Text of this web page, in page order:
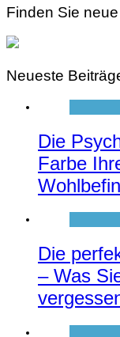
Finden Sie
Neueste
Die
Farbe
Die
– Was